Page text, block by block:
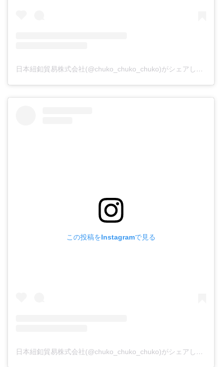
日本紐釦貿易株式会社(@chuko_chuko_chuko)がシェアした投稿
この投稿をInstagramで見る
日本紐釦貿易株式会社(@chuko_chuko_chuko)がシェアした投稿